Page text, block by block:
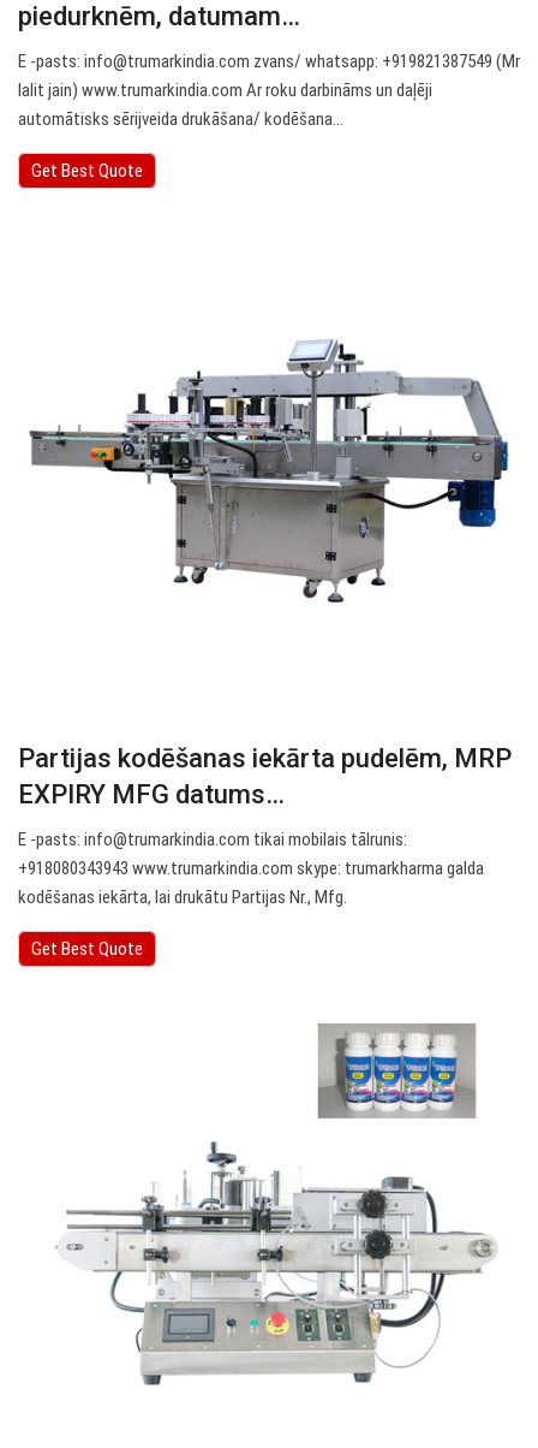
piedurknēm, datumam…
E -pasts: info@trumarkindia.com zvans/ whatsapp: +919821387549 (Mr
lalit jain) www.trumarkindia.com Ar roku darbināms un daļēji
automātisks sērijveida drukāšana/ kodēšana…
Get Best Quote
Partijas kodēšanas iekārta pudelēm, MRP
EXPIRY MFG datums…
E -pasts: info@trumarkindia.com tikai mobilais tālrunis:
+918080343943 www.trumarkindia.com skype: trumarkharma galda
kodēšanas iekārta, lai drukātu Partijas Nr., Mfg.
Get Best Quote